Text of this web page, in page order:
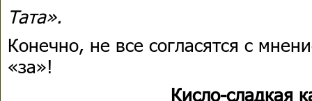
Тата».
Конечно, не все согласятся с
«за»!
Кисло-сладкая